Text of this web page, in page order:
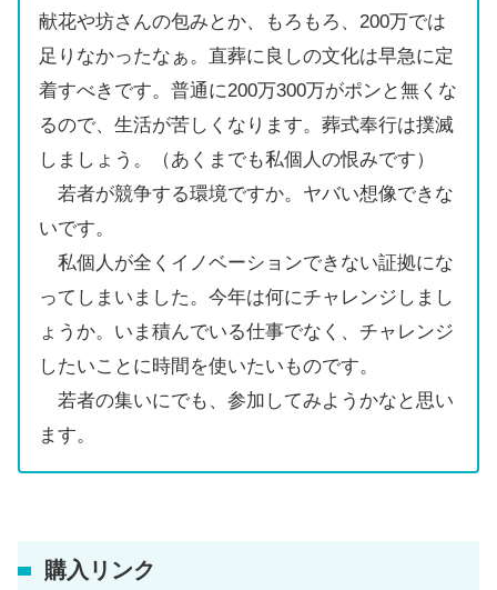
献花や坊さんの包みとか、もろもろ、200万では
足りなかったなぁ。直葬に良しの文化は早急に定
着すべきです。普通に200万300万がポンと無くな
るので、生活が苦しくなります。葬式奉行は撲滅
しましょう。（あくまでも私個人の恨みです）
若者が競争する環境ですか。ヤバい想像できな
いです。
私個人が全くイノベーションできない証拠にな
ってしまいました。今年は何にチャレンジしまし
ょうか。いま積んでいる仕事でなく、チャレンジ
したいことに時間を使いたいものです。
若者の集いにでも、参加してみようかなと思い
ます。
購入リンク